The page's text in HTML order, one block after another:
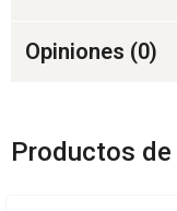
Opiniones (0)
Productos